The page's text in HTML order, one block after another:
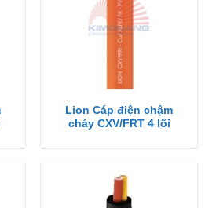
Lion Cáp điện chậm
cháy CXV/FRT 4 lõi